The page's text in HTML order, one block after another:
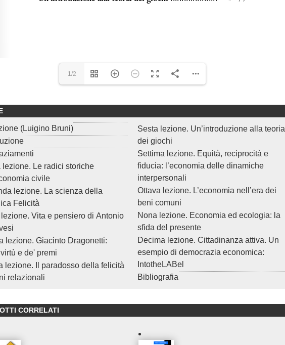
1/2
(Luigino Bruni)
lezione. Le radici storiche
civile
lezione. La scienza della
Felicità
lezione. Vita e pensiero di Antonio
lezione. Giacinto Dragonetti:
e de' premi
lezione. Il paradosso della felicità
relazionali
Sesta lezione. Un’introduzione alla teoria
dei giochi
Settima lezione. Equità, reciprocità e
fiducia: l’economia delle dinamiche
interpersonali
Ottava lezione. L’economia nell’era dei
beni comuni
Nona lezione. Economia ed ecologia: la
sfida del presente
Decima lezione. Cittadinanza attiva. Un
esempio di democrazia economica:
IntotheLABel
Bibliografia
CORRELATI